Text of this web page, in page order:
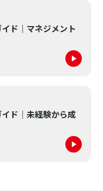
ド｜マネジメント
ド｜未経験から成